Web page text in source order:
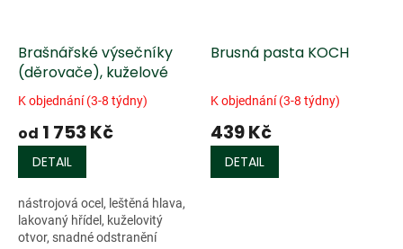
Brašnářské výsečníky
(děrovače), kuželové
K objednání (3-8 týdny)
od 1 753 Kč
DETAIL
nástrojová ocel, leštěná hlava,
lakovaný hřídel, kuželovitý
otvor, snadné odstranění
Brusná pasta KOCH
K objednání (3-8 týdny)
439 Kč
DETAIL